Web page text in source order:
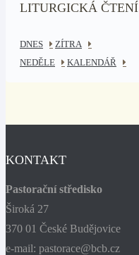
LITURGICKÁ ČTENÍ
DNES
ZÍTRA
NEDĚLE
KALENDÁŘ
KONTAKT
Pastorační středisko
Široká 27
370 01 České Budějovice
e-mail: pastorace@bcb.cz